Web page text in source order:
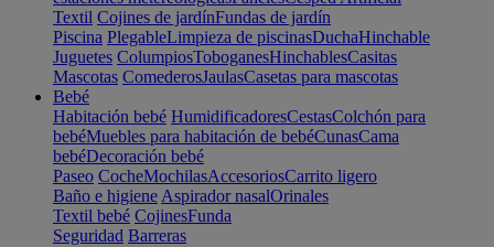
Textil Cojines de jardínFundas de jardín
Piscina PlegableLimpieza de piscinasDuchaHinchable
Juguetes ColumpiosToboganesHinchablesCasitas
Mascotas ComederosJaulasCasetas para mascotas
Bebé
Habitación bebé HumidificadoresCestasColchón para
bebéMuebles para habitación de bebéCunasCama
bebéDecoración bebé
Paseo CocheMochilasAccesoriosCarrito ligero
Baño e higiene Aspirador nasalOrinales
Textil bebé CojinesFunda
Seguridad Barreras